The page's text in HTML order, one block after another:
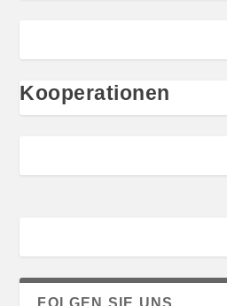
Kooperationen
FOLGEN SIE UNS